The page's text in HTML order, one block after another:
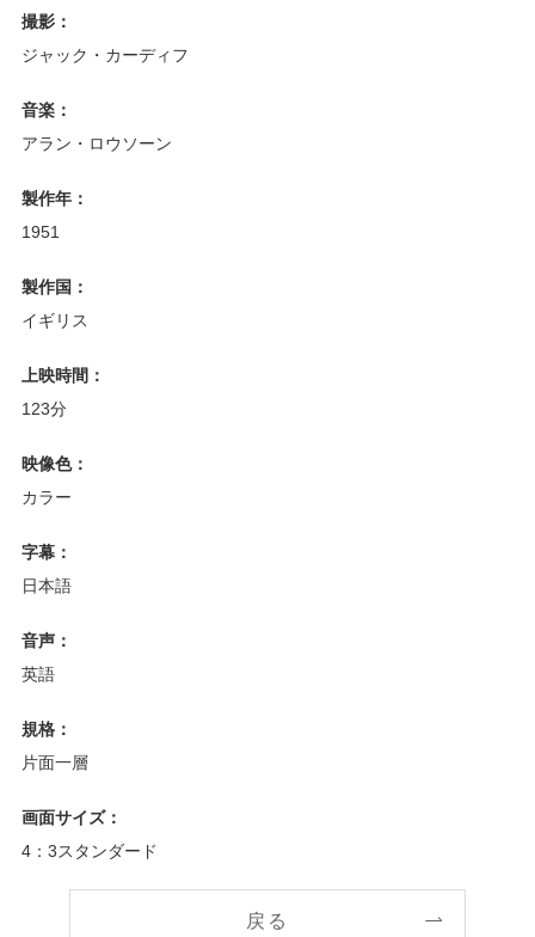
撮影：
ジャック・カーディフ
音楽：
アラン・ロウソーン
製作年：
1951
製作国：
イギリス
上映時間：
123分
映像色：
カラー
字幕：
日本語
音声：
英語
規格：
片面一層
画面サイズ：
4：3スタンダード
戻る